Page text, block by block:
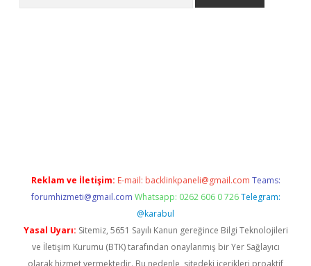
Reklam ve İletişim: E-mail: backlinkpaneli@gmail.com Teams:
forumhizmeti@gmail.com Whatsapp: 0262 606 0 726 Telegram:
@karabul
Yasal Uyarı: Sitemiz, 5651 Sayılı Kanun gereğince Bilgi Teknolojileri
ve İletişim Kurumu (BTK) tarafından onaylanmış bir Yer Sağlayıcı
olarak hizmet vermektedir. Bu nedenle, sitedeki içerikleri proaktif